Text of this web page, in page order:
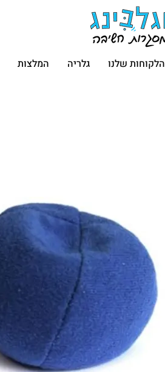
הלקוחות שלנו גלריה המלצות